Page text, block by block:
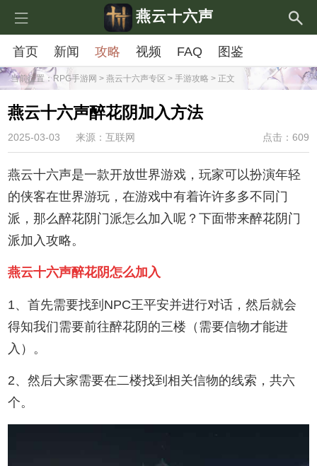
燕云十六声
首页 新闻 攻略 视频 FAQ 图鉴
当前位置：RPG手游网 > 燕云十六声专区 > 手游攻略 > 正文
燕云十六声醉花阴加入方法
2025-03-03 来源：互联网 点击：609
燕云十六声是一款开放世界游戏，玩家可以扮演年轻
的侠客在世界游玩，在游戏中有着许许多多不同门
派，那么醉花阴门派怎么加入呢？下面带来醉花阴门
派加入攻略。
燕云十六声醉花阴怎么加入
1、首先需要找到NPC王平安并进行对话，然后就会
得知我们需要前往醉花阴的三楼（需要信物才能进
入）。
2、然后大家需要在二楼找到相关信物的线索，共六
个。